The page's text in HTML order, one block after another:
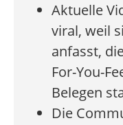
Aktuelle
viral, weil
anfasst,
For-You-
Belegen
Die